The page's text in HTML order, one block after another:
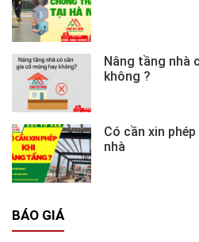
Nâng tầng nhà
không ?
Có cần xin
nhà
BÁO GIÁ